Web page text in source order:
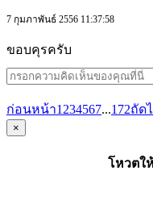
7 กุมภาพันธ์ 2556 11:37:58
ขอบคุรครับ
ก่อนหน้า1 234567...172ถัด
×
โหวตใ